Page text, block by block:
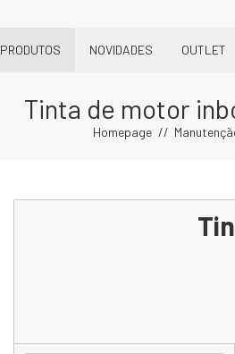
PRODUTOS NOVIDADES OUTLET
Tinta de motor
Homepage